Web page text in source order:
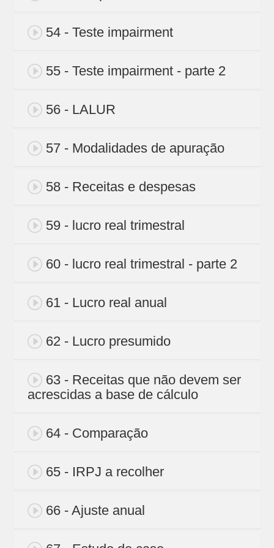
54 - Teste impairment
55 - Teste impairment - parte 2
56 - LALUR
57 - Modalidades de apuração
58 - Receitas e despesas
59 - lucro real trimestral
60 - lucro real trimestral - parte 2
61 - Lucro real anual
62 - Lucro presumido
63 - Receitas que não devem ser
acrescidas a base de cálculo
64 - Comparação
65 - IRPJ a recolher
66 - Ajuste anual